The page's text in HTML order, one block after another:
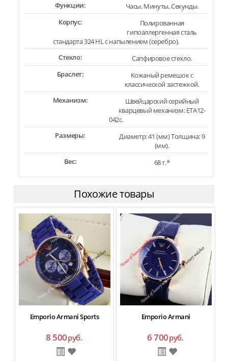
Функции:
Часы, Минуты, Секунды.
Корпус:
Полированная
гипоаллергенная сталь
стандарта 324 HL с напылением (серебро).
Стекло:
Сапфировое стекло.
Браслет:
Кожаный ремешок с
классической застежкой.
Механизм:
Швейцарский серийный
кварцевый механизм: ETA12-
042c.
Размеры:
Диаметр: 41 (мм) Толщина: 9
(мм).
Вес:
68 г.*
Похожие товары
Emporio Armani Sports
8 500руб.
Emporio Armani
6 700руб.